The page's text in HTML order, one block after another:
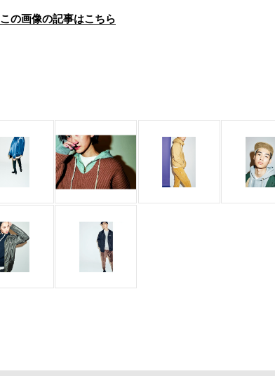
この画像の記事はこちら